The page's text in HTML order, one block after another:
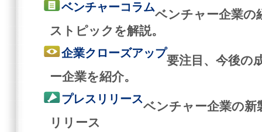
ベンチャーコラム
ベンチャー企業の
ストピックを解説。
企業クローズアップ
要注目、今後の
ー企業を紹介。
プレスリリース
ベンチャー企業の新
リリース